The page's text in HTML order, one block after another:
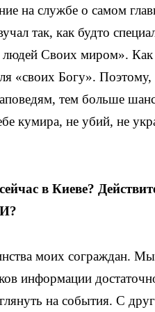
на службе о самом
так, как будто
людей Своих миром».
«своих Богу».
тем больше
кумира, не убий, не
в Киеве?
моих сограждан. Мы
информации
на события. С